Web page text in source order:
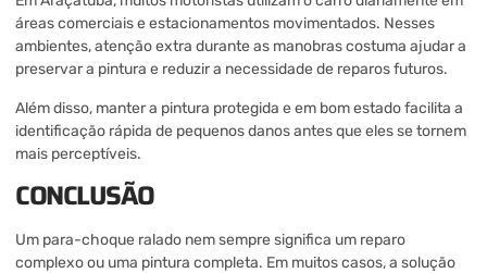
áreas comerciais e estacionamentos movimentados. Nesses
ambientes, atenção extra durante as manobras costuma ajudar a
preservar a pintura e reduzir a necessidade de reparos futuros.
Além disso, manter a pintura protegida e em bom estado facilita a
identificação rápida de pequenos danos antes que eles se tornem
mais perceptíveis.
CONCLUSÃO
Um para-choque ralado nem sempre significa um reparo
complexo ou uma pintura completa. Em muitos casos, a solução